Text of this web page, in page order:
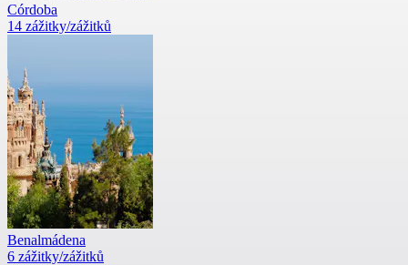
Córdoba
14 zážitky/zážitků
Benalmádena
6 zážitky/zážitků